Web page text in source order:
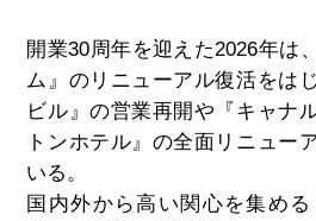
開業30周年を迎えた2026年は
ム』のリニューアル復活をは
ビル』の営業再開や『キャナ
トンホテル』の全面リニュー
いる。
国内外から高い関心を集め